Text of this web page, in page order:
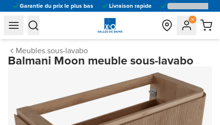
Garantie du prix le plus bas Livraison rapide
general.navigation.toggle_menu.label
general.navigation.toggle_menu.label
Meubles sous-lavabo
Balmani Moon meuble sous-lavabo